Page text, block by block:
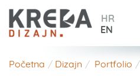
HR
EN
Početna Dizajn Portfolio